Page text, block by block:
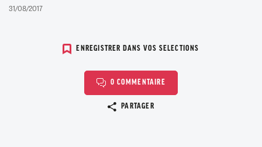
31/08/2017
ENREGISTRER DANS VOS SELECTIONS
0 COMMENTAIRE
PARTAGER